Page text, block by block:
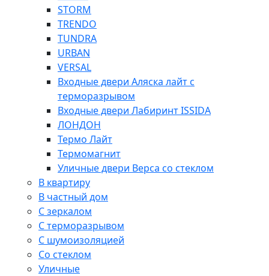
STORM
TRENDO
TUNDRA
URBAN
VERSAL
Входные двери Аляска лайт с
терморазрывом
Входные двери Лабиринт ISSIDA
ЛОНДОН
Термо Лайт
Термомагнит
Уличные двери Верса со стеклом
В квартиру
В частный дом
С зеркалом
С терморазрывом
С шумоизоляцией
Со стеклом
Уличные